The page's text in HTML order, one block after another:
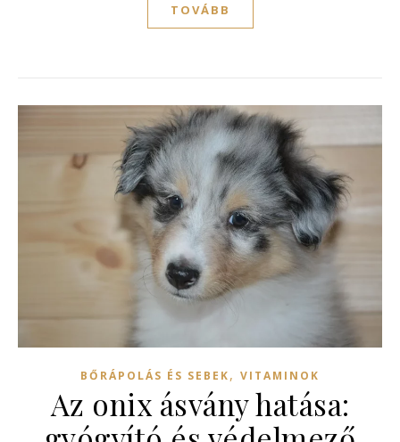
TOVÁBB
BŐRÁPOLÁS ÉS SEBEK, VITAMINOK
Az onix ásvány hatása: